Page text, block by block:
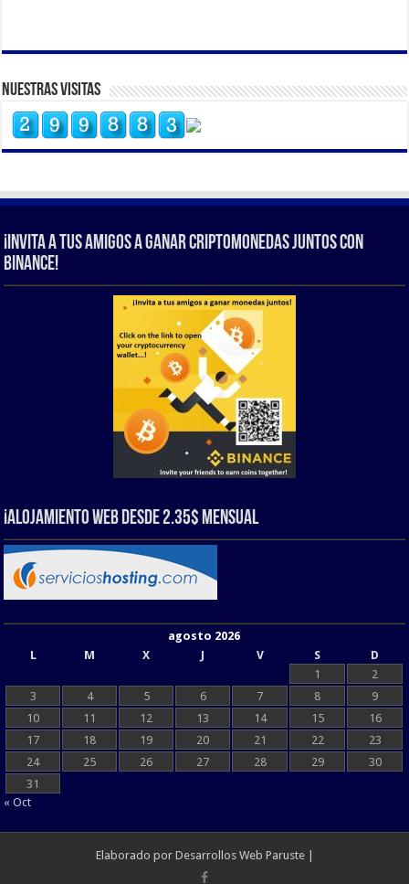
Nuestras Visitas
¡Invita a tus amigos a ganar criptomonedas juntos con
Binance!
¡Alojamiento web Desde 2.35$ Mensual
agosto 2026
L
M X J V S
D
1
2
3
4 5 6 7 8
9
10
11 12 13 14 15
16
17
18 19 20 21 22
23
24
25 26 27 28 29
30
31
« Oct
Elaborado por Desarrollos Web Paruste|